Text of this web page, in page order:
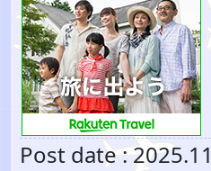
Post date :